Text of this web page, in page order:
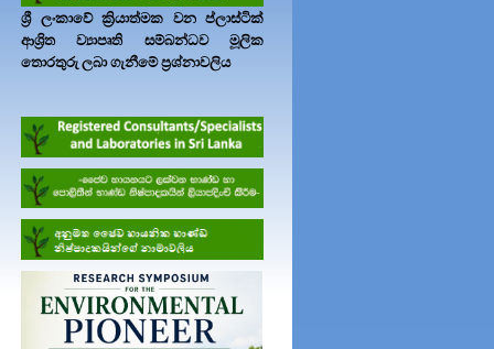
ශ්‍රී ලංකාවේ ක්‍රියාත්මක වන ප්ලාස්ටික්
ආශ්‍රිත ව්‍යාපෘති සම්බන්ධව මූලික
තොරතුරු ලබා ගැනීමේ ප්‍රශ්නාවලිය